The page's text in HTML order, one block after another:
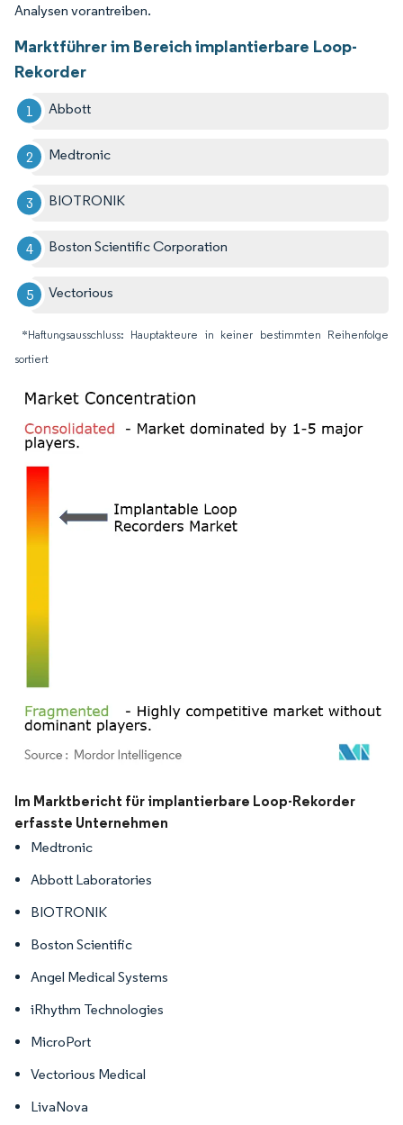
Analysen vorantreiben.
Marktführer im Bereich implantierbare Loop-
Rekorder
Abbott
Medtronic
BIOTRONIK
Boston Scientific Corporation
Vectorious
*Haftungsausschluss: Hauptakteure in keiner bestimmten Reihenfolge
sortiert
Bild © Mordor Intelligence. Wiederverwendung erfordert Namensnennung
Im Marktbericht für implantierbare Loop-Rekorder
erfasste Unternehmen
Medtronic
Abbott Laboratories
BIOTRONIK
Boston Scientific
Angel Medical Systems
iRhythm Technologies
MicroPort
Vectorious Medical
LivaNova